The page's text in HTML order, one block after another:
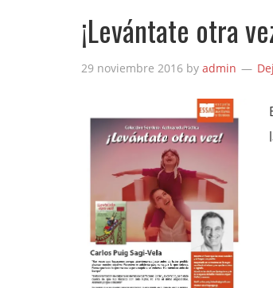
¡Levántate otra
29 noviembre 2016 by admin